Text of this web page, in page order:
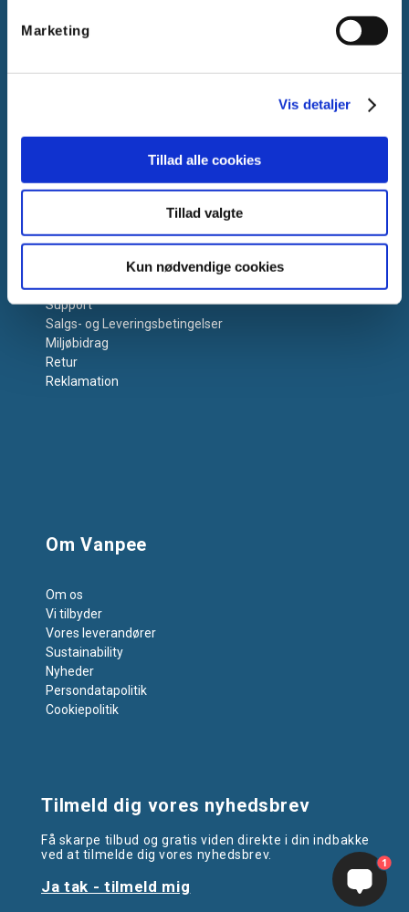
Marketing
Vis detaljer
Tillad alle cookies
Tillad valgte
Kun nødvendige cookies
Få hjælp
Kontakt os
Support
Salgs- og Leveringsbetingelser
Miljøbidrag
Retur
Reklamation
Om Vanpee
Om os
Vi tilbyder
Vores leverandører
Sustainability
Nyheder
Persondatapolitik
Cookiepolitik
Tilmeld dig vores nyhedsbrev
Få skarpe tilbud og gratis viden direkte i din indbakke
ved at tilmelde dig vores nyhedsbrev.
Ja tak - tilmeld mig
1